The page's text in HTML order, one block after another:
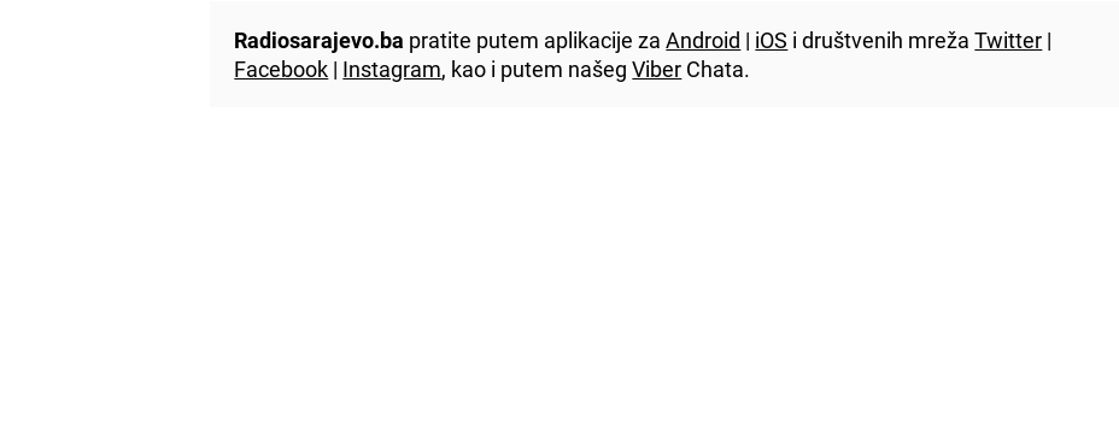
Radiosarajevo.ba pratite putem aplikacije zaAndroid | iOS i društvenih mrežaTwitter |
Facebook | Instagram, kao i putem našegViber Chata.